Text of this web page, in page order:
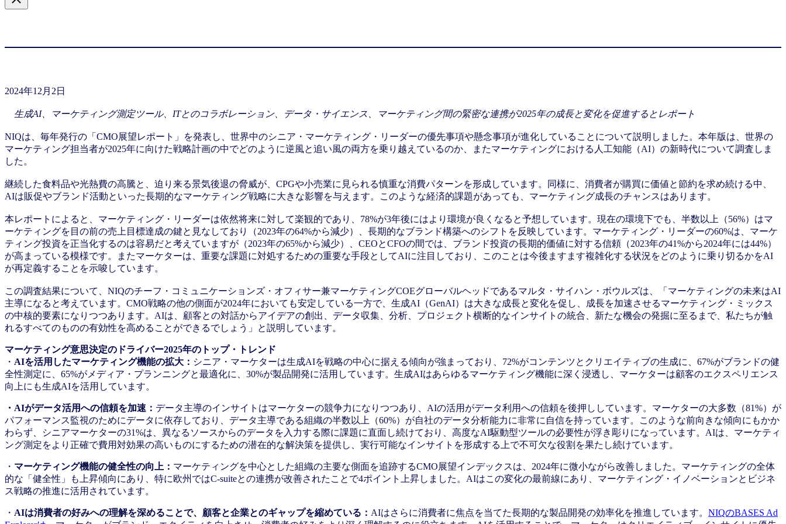
2024年12月2日
生成AI、マーケティング測定ツール、ITとのコラボレーション、データ・サイエンス、マーケティング間の緊密な連携が2025年の成長と変化を促進するとレポート
NIQは、毎年発行の「CMO展望レポート」を発表し、世界中のシニア・マーケティング・リーダーの優先事項や懸念事項が進化していることについて説明しました。本年版は、世界の
マーケティング担当者が2025年に向けた戦略計画の中でどのように逆風と追い風の両方を乗り越えているのか、またマーケティングにおける人工知能（AI）の新時代について調査しま
した。
継続した食料品や光熱費の高騰と、迫り来る景気後退の脅威が、CPGや小売業に見られる慎重な消費パターンを形成しています。同様に、消費者が購買に価値と節約を求め続ける中、
AIは販促やブランド活動といった長期的なマーケティング戦略に大きな影響を与えます。このような経済的課題があっても、マーケティング成長のチャンスはあります。
本レポートによると、マーケティング・リーダーは依然将来に対して楽観的であり、78%が3年後にはより環境が良くなると予想しています。現在の環境下でも、半数以上（56%）はマ
ーケティングを目の前の売上目標達成の鍵と見なしており（2023年の64%から減少）、長期的なブランド構築へのシフトを反映しています。マーケティング・リーダーの60%は、マーケ
ティング投資を正当化するのは容易だと考えていますが（2023年の65%から減少）、CEOとCFOの間では、ブランド投資の長期的価値に対する信頼（2023年の41%から2024年には44%）
が高まっている模様です。またマーケターは、重要な課題に対処するための重要な手段としてAIに注目しており、このことは今後ますます複雑化する状況をどのように乗り切るかをAI
が再定義することを示唆しています。
この調査結果について、NIQのチーフ・コミュニケーションズ・オフィサー兼マーケティングCOEグローバルヘッドであるマルタ・サイハン・ボウルズは、「マーケティングの未来はAI
主導になると考えています。CMO戦略の他の側面が2024年においても安定している一方で、生成AI（GenAI）は大きな成長と変化を促し、成長を加速させるマーケティング・ミックス
の中核的要素になりつつあります。AIは、顧客との対話からアイデアの創出、データ収集、分析、プロジェクト横断的なインサイトの統合、新たな機会の発掘に至るまで、私たちが触
れるすべてのものの有効性を高めることができるでしょう」と説明しています。
マーケティング意思決定のドライバー2025年のトップ・トレンド
・ AIを活用したマーケティング機能の拡大： シニア・マーケターは生成AIを戦略の中心に据える傾向が強まっており、72%がコンテンツとクリエイティブの生成に、67%がブランドの健
全性測定に、65%がメディア・プランニングと最適化に、30%が製品開発に活用しています。生成AIはあらゆるマーケティング機能に深く浸透し、マーケターは顧客のエクスペリエンス
向上にも生成AIを活用しています。
・AIがデータ活用への信頼を加速： データ主導のインサイトはマーケターの競争力になりつつあり、AIの活用がデータ利用への信頼を後押ししています。マーケターの大多数（81%）が
パフォーマンス監視のためにデータに依存しており、データ主導である組織の半数以上（60%）が自社のデータ分析能力に非常に自信を持っています。このような前向きな傾向にもかか
わらず、シニアマーケターの31%は、異なるソースからのデータを入力する際に課題に直面し続けており、高度なAI駆動型ツールの必要性が浮き彫りになっています。AIは、マーケティ
ング測定をより正確で費用対効果の高いものにするための潜在的な解決策を提供し、実行可能なインサイトを形成する上で不可欠な役割を果たし続けています。
・ マーケティング機能の健全性の向上： マーケティングを中心とした組織の主要な側面を追跡するCMO展望インデックスは、2024年に微小ながら改善しました。マーケティングの全体
的な「健全性」も上昇傾向にあり、特に欧州ではC-suiteとの連携が改善されたことで4ポイント上昇しました。AIはこの変化の最前線にあり、マーケティング・イノベーションとビジネ
ス戦略の推進に活用されています。
・ AIは消費者の好みへの理解を深めることで、顧客と企業とのギャップを縮めている： AIはさらに消費者に焦点を当てた長期的な製品開発の効率化を推進しています。 NIQのBASES Ad